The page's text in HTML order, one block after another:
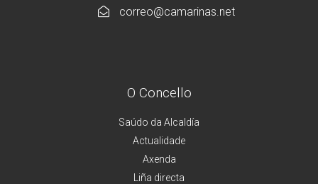
correo@camarinas.net
O Concello
Saúdo da Alcaldía
Actualidade
Axenda
Liña directa